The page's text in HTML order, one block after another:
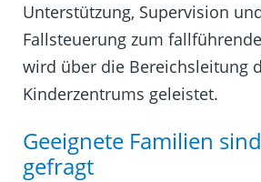
Unterstützung, Supervision
Fallsteuerung zum
wird über die Bereichsleitung
Kinderzentrums geleistet.
Geeignete Familien
gefragt